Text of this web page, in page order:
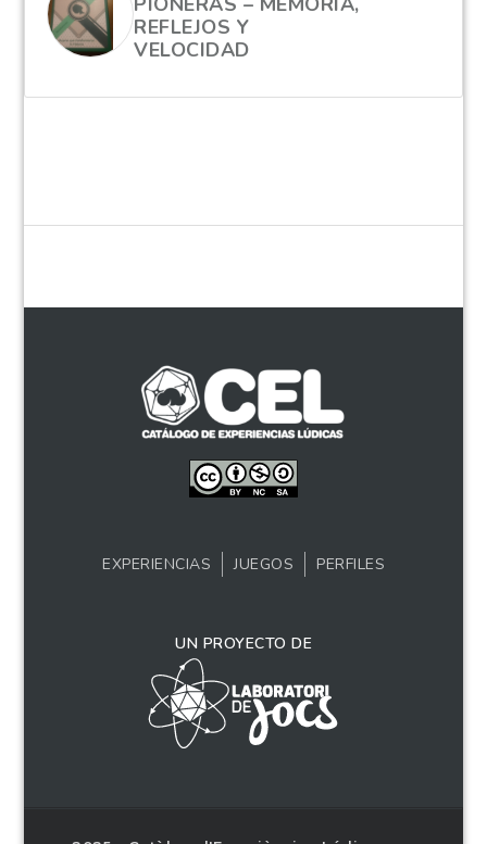
REFLEJOS Y
VELOCIDAD
EXPERIENCIAS JUEGOS PERFILES
UN PROYECTO DE